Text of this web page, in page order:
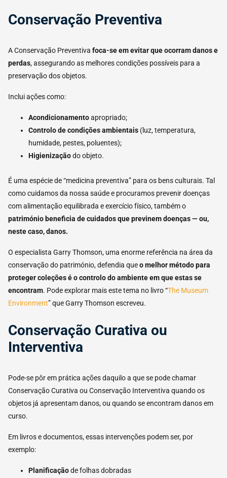
Conservação Preventiva
A Conservação Preventiva foca-se emevitar que ocorram danose
perdas, assegurando as melhores condições possíveis para a
preservação dos objetos.
Inclui ações como:
Acondicionamentoapropriado;
Controlo de condições ambientais (luz, temperatura,
humidade, pestes, poluentes);
Higienizaçãodo objeto.
É uma espécie de “medicina preventiva” para os bens culturais. Tal
como cuidamos da nossa saúde e procuramos prevenir doenças
com alimentação equilibrada e exercício físico, também o
património beneficia de cuidadosque previnem doenças — ou,
neste caso, danos.
O especialista Garry Thomson, uma enorme referência na área da
conservação do património, defendia queo melhor método para
proteger coleções é o controlo do ambiente em que estas se
encontram. Pode explorar mais este tema no livro “The Museum
Environment” que Garry Thomson escreveu.
Conservação Curativa ou
Interventiva
Pode-se pôr em prática ações daquilo a que se pode chamar
Conservação Curativa ou Conservação Interventiva quando os
objetos já apresentam danos, ou quando se encontram danos em
curso.
Em livros e documentos, essas intervenções podem ser, por
exemplo:
Planificaçãode folhas dobradas